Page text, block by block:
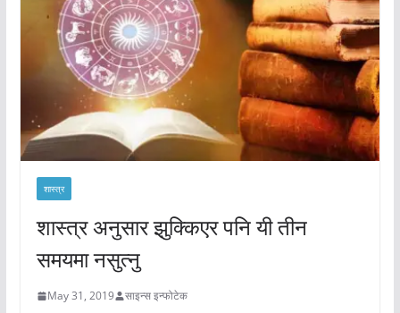
शास्त्र
शास्त्र अनुसार झुक्किएर पनि यी तीन
समयमा नसुत्नु
May 31, 2019 साइन्स इन्फोटेक